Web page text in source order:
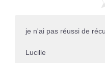
je n'ai pas réussi de
Lucille